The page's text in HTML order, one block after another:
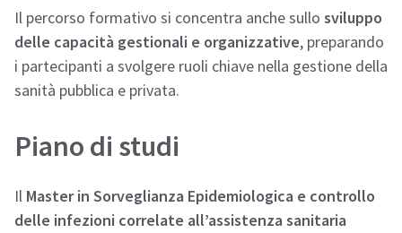
Il percorso formativo si concentra anche sullo sviluppo
delle capacità gestionali e organizzative, preparando
i partecipanti a svolgere ruoli chiave nella gestione della
sanità pubblica e privata.
Piano di studi
Il Master in Sorveglianza Epidemiologica e controllo
delle infezioni correlate all’assistenza sanitaria